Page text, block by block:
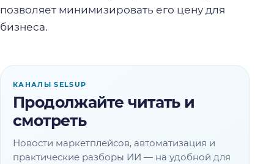
позволяет минимизировать его цену для
бизнеса.
КАНАЛЫ SELSUP
Продолжайте читать и
смотреть
Новости маркетплейсов, автоматизация и
практические разборы ИИ — на удобной для